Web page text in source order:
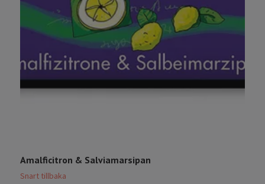
Amalficitron & Salviamarsipan
Snart tillbaka